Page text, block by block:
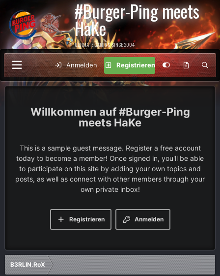
#Burger-Ping meets
HaKe
ULTIMATE GAMING SINCE 2004
Anmelden Registrieren
#Burger-Ping
meets HaKe
This is a sample guest message. Register a free account
today to become a member! Once signed in, you'll be able
to participate on this site by adding your own topics and
posts, as well as connect with other members through your
own private inbox!
Anmelden
Registrieren
B3RLIN.RoX